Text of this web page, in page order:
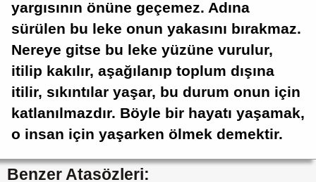
yargısının önüne geçemez. Adına
sürülen bu leke onun yakasını bırakmaz.
Nereye gitse bu leke yüzüne vurulur,
itilip kakılır, aşağılanıp toplum dışına
itilir, sıkıntılar yaşar, bu durum onun için
katlanılmazdır. Böyle bir hayatı yaşamak,
o insan için yaşarken ölmek demektir.
Benzer Atasözleri: